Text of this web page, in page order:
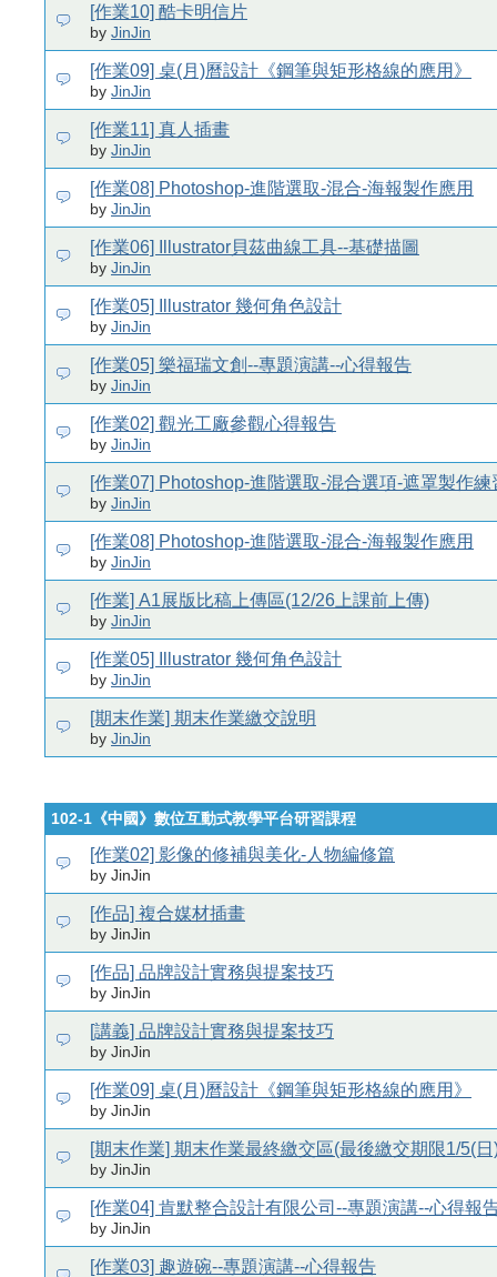
[作業10] 酷卡明信片
by JinJin
[作業09] 桌(月)曆設計《鋼筆與矩形格線的應用》
by JinJin
[作業11] 真人插畫
by JinJin
[作業08] Photoshop-進階選取-混合-海報製作應用
by JinJin
[作業06] Illustrator貝茲曲線工具--基礎描圖
by JinJin
[作業05] Illustrator 幾何角色設計
by JinJin
[作業05] 樂福瑞文創--專題演講--心得報告
by JinJin
[作業02] 觀光工廠參觀心得報告
by JinJin
[作業07] Photoshop-進階選取-混合選項-遮罩製作練
by JinJin
[作業08] Photoshop-進階選取-混合-海報製作應用
by JinJin
[作業] A1展版比稿上傳區(12/26上課前上傳)
by JinJin
[作業05] Illustrator 幾何角色設計
by JinJin
[期末作業] 期末作業繳交說明
by JinJin
102-1《中國》數位互動式教學平台研習課程
[作業02] 影像的修補與美化-人物編修篇
by JinJin
[作品] 複合媒材插畫
by JinJin
[作品] 品牌設計實務與提案技巧
by JinJin
[講義] 品牌設計實務與提案技巧
by JinJin
[作業09] 桌(月)曆設計《鋼筆與矩形格線的應用》
by JinJin
[期末作業] 期末作業最終繳交區(最後繳交期限1/5(日
by JinJin
[作業04] 肯默整合設計有限公司--專題演講--心得報
by JinJin
[作業03] 趣遊碗--專題演講--心得報告